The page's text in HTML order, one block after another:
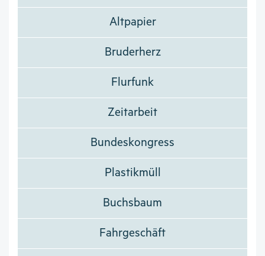
Altpapier
Bruderherz
Flurfunk
Zeitarbeit
Bundeskongress
Plastikmüll
Buchsbaum
Fahrgeschäft